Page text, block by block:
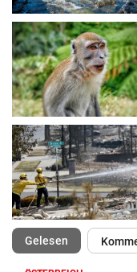
Gelesen(ausgewählt)